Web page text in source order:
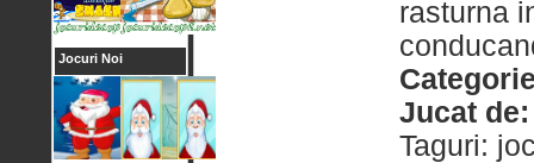
Jocuri Noi
rasturna
Jucat de:
Taguri: